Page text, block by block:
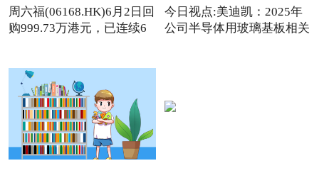
周六福(06168.HK)6月2日回
购999.73万港元，已连续6
今日视点:美迪凯：2025年
公司半导体用玻璃基板相关